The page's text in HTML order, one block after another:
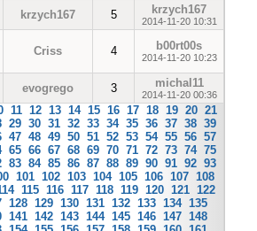
krzych167 5 krzych167
2014-11-20 10:31
Criss 4 b00rt00s
2014-11-20 10:23
evogrego 3 michal11
2014-11-20 00:36
11 12 13 14 15 16 17 18 19 20 21
29 30 31 32 33 34 35 36 37 38 39
47 48 49 50 51 52 53 54 55 56 57
65 66 67 68 69 70 71 72 73 74 75
83 84 85 86 87 88 89 90 91 92 93
101 102 103 104 105 106 107 108
115 116 117 118 119 120 121 122
128 129 130 131 132 133 134 135
141 142 143 144 145 146 147 148